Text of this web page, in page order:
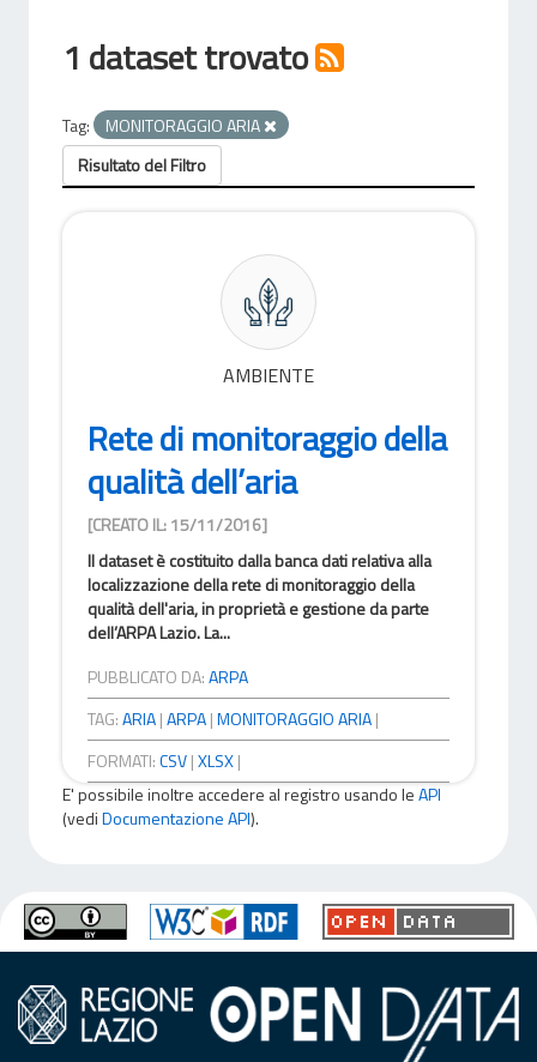
1 dataset trovato
Tag:
MONITORAGGIO ARIA
Risultato del Filtro
AMBIENTE
Rete di monitoraggio della
qualità dell’aria
[CREATO IL: 15/11/2016]
Il dataset è costituito dalla banca dati relativa alla
localizzazione della rete di monitoraggio della
qualità dell'aria, in proprietà e gestione da parte
dell’ARPA Lazio. La...
PUBBLICATO DA:ARPA
TAG:ARIA|ARPA|MONITORAGGIO ARIA|
FORMATI:CSV|XLSX|
E' possibile inoltre accedere al registro usando leAPI
(vediDocumentazione API).